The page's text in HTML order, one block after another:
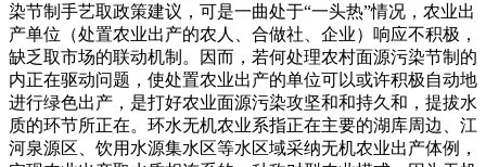
染节制手艺取政策建议，可是一曲处于“一头热”情况，农业出
产单位（处置农业出产的农人、合做社、企业）响应不积极，
缺乏取市场的联动机制。因而，若何处理农村面源污染节制的
内正在驱动问题，使处置农业出产的单位可以或许积极自动地
进行绿色出产，是打好农业面源污染攻坚和和持久和，提拔水
质的环节所正在。环水无机农业系指正在主要的湖库周边、江
河泉源区、饮用水源集水区等水区域采纳无机农业出产体例，